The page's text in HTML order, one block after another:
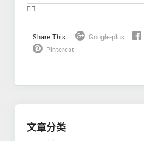
❤️‍🔥
Share This: Google-plus
Pinterest
文章分类